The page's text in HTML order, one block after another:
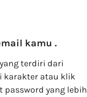
kamu .
terdiri dari
karakter atau klik
yang lebih